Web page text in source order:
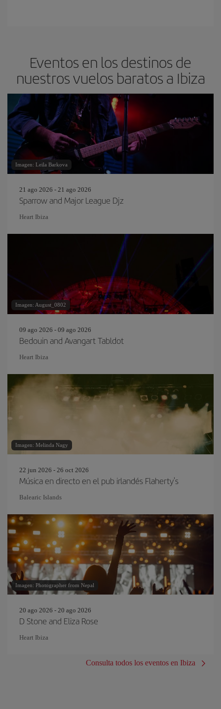
Eventos en los destinos de
nuestros vuelos baratos a Ibiza
Imagen: Leila Barkova
21 ago 2026 - 21 ago 2026
Sparrow and Major League Djz
Heart Ibiza
Imagen: August_0802
09 ago 2026 - 09 ago 2026
Bedouin and Avangart Tabldot
Heart Ibiza
Imagen: Melinda Nagy
22 jun 2026 - 26 oct 2026
Música en directo en el pub irlandés Flaherty's
Balearic Islands
Imagen: Photographer from Nepal
20 ago 2026 - 20 ago 2026
D Stone and Eliza Rose
Heart Ibiza
Consulta todos los eventos en Ibiza